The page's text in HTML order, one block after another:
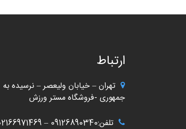
ارتباط
تهران – خیابان ولیعصر – نرسیده به
جمهوری -فروشگاه مستر ورزش
تلفن:09126890340 – 02166971469